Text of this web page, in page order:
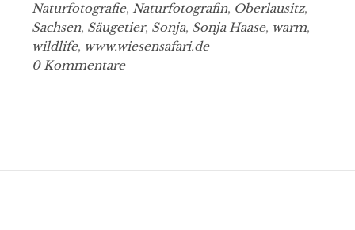
Naturfotografie, Naturfotografin, Oberlausitz,
Sachsen, Säugetier, Sonja, Sonja Haase, warm,
wildlife, www.wiesensafari.de
0 Kommentare